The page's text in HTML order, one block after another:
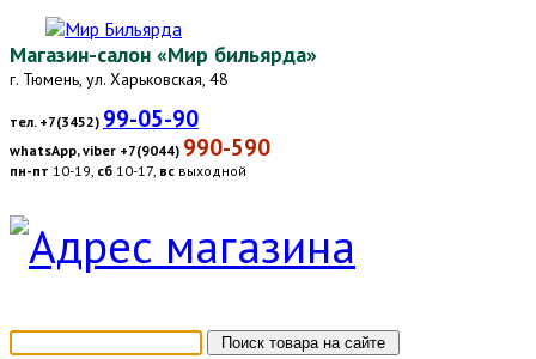
Магазин-салон «Мир бильярда»
г. Тюмень, ул. Харьковская, 48
тел. +7(3452) 99-05-90
whatsApp, viber +7(9044) 990-590
пн-пт 10-19, сб 10-17, вс выходной